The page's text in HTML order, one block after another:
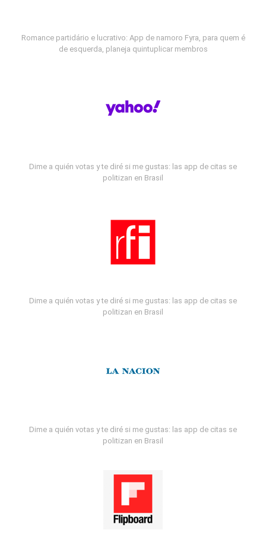
Romance partidário e lucrativo: App de namoro Fyra, para quem é
de esquerda, planeja quintuplicar membros
Dime a quién votas y te diré si me gustas: las app de citas se
politizan en Brasil
Dime a quién votas y te diré si me gustas: las app de citas se
politizan en Brasil
Dime a quién votas y te diré si me gustas: las app de citas se
politizan en Brasil